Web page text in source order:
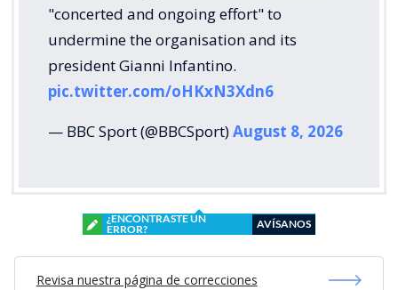
"concerted and ongoing effort" to
undermine the organisation and its
president Gianni Infantino.
pic.twitter.com/oHKxN3Xdn6
— BBC Sport (@BBCSport)August 8, 2026
¿ENCONTRASTE UN
ERROR?
AVÍSANOS
Revisa nuestra página de correcciones